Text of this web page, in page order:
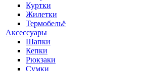
Куртки
Жилетки
Термобельё
Аксессуары
Шапки
Кепки
Рюкзаки
Сумки